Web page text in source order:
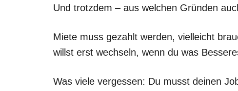
Und trotzdem – aus welchen Gründen
Miete muss gezahlt werden, vielleicht
willst erst wechseln, wenn du was
Was viele vergessen: Du musst deinen